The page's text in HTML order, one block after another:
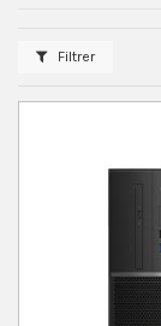
Filtrer